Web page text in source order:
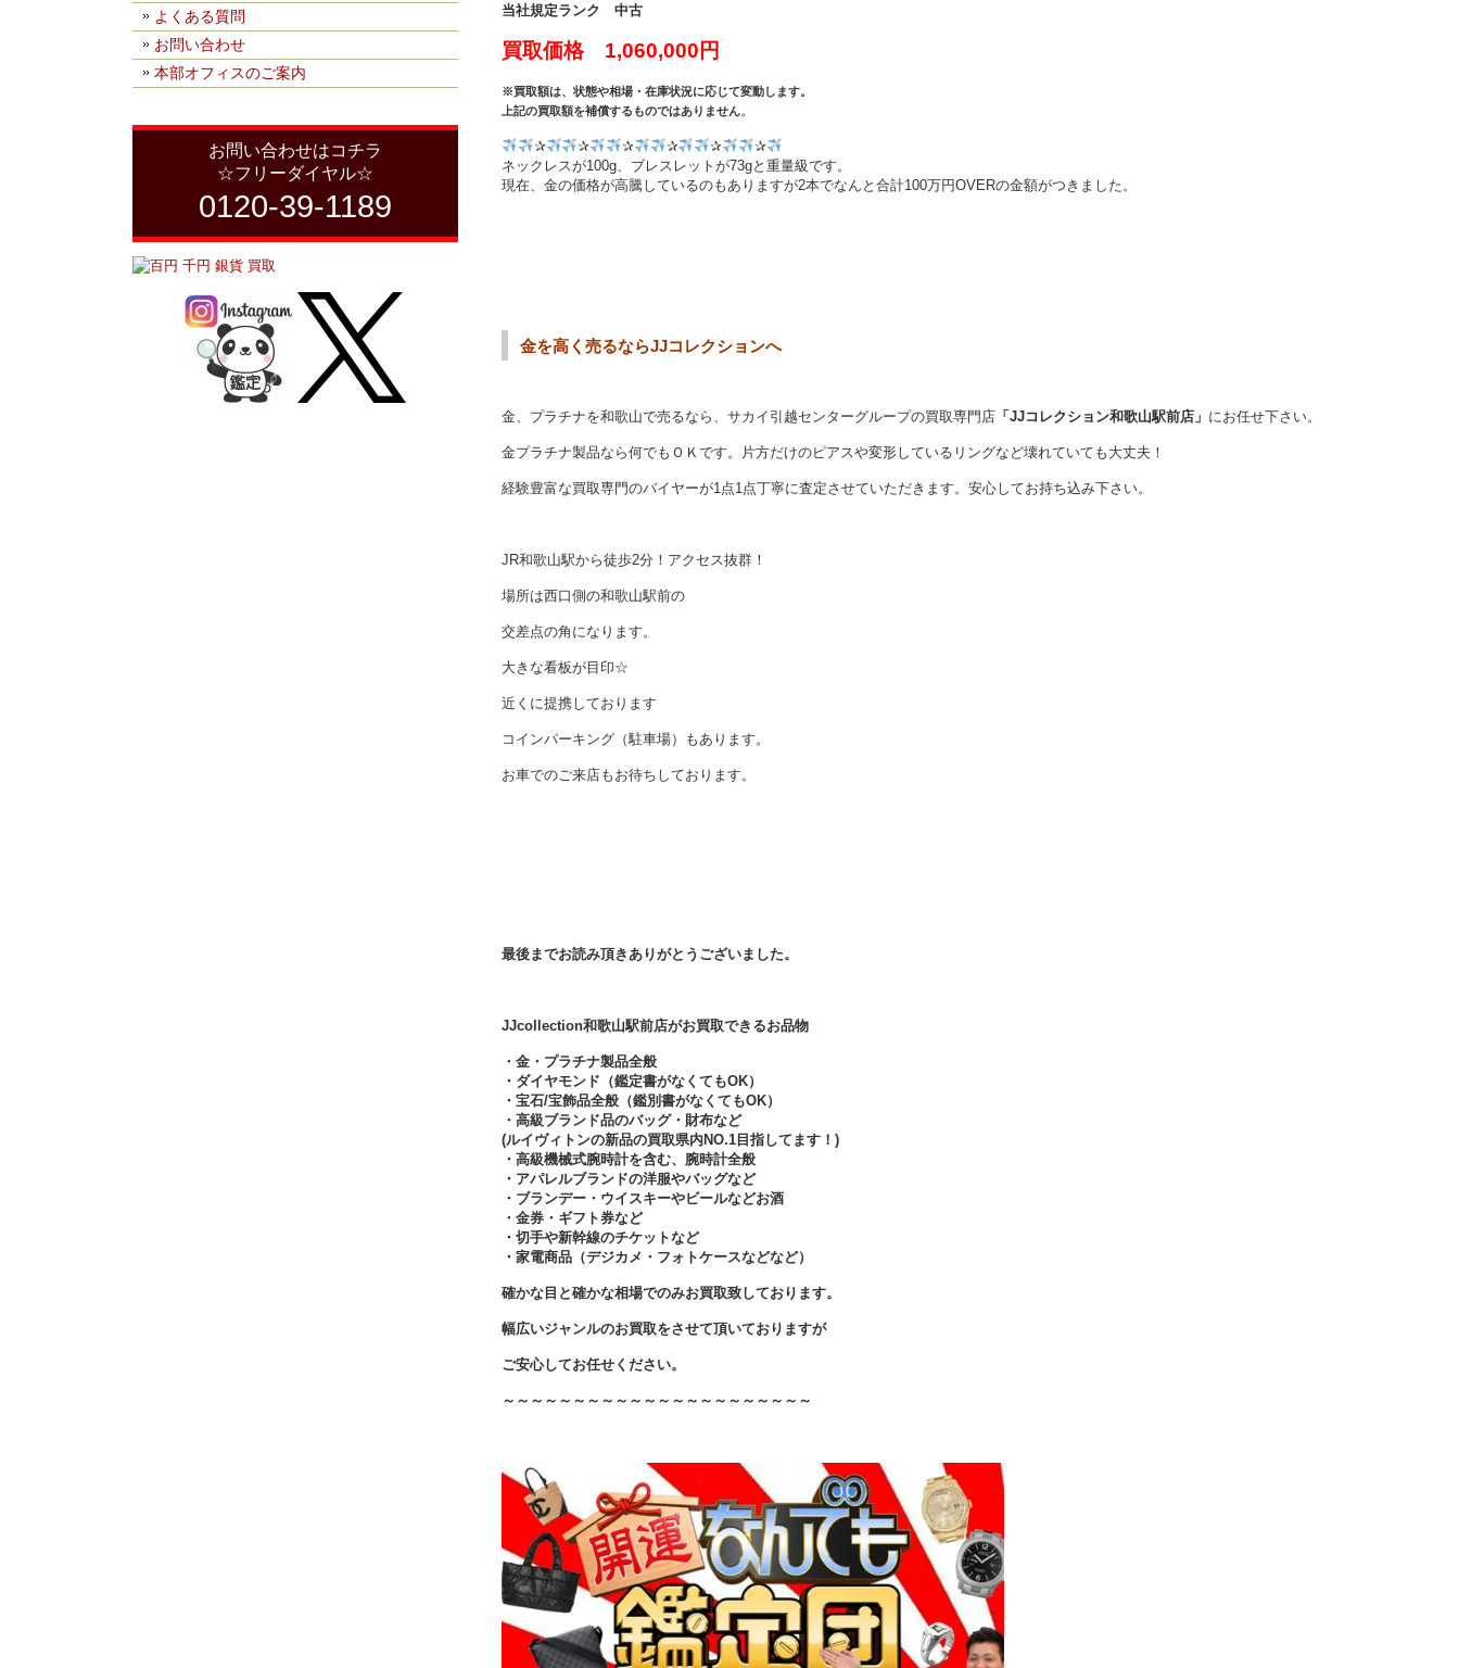
よくある質問
お問い合わせ
本部オフィスのご案内
お問い合わせはコチラ
☆フリーダイヤル☆
0120-39-1189
当社規定ランク 中古
買取価格 1,060,000円
※買取額は、状態や相場・在庫状況に応じて変動します。
上記の買取額を補償するものではありません。
✰ ✰ ✰ ✰ ✰
✰
ネックレスが100g、ブレスレットが73gと重量級です。
現在、金の価格が高騰しているのもありますが2本でなんと合計100万円OVERの金額がつきました。
金を高く売るならJJコレクションへ
金、プラチナを和歌山で売るなら、サカイ引越センターグループの買取専門店 「JJコレクション和歌山駅前店」 にお任せ下さい。
金プラチナ製品なら何でもＯＫです。片方だけのピアスや変形しているリングなど壊れていても大丈夫！
経験豊富な買取専門のバイヤーが1点1点丁寧に査定させていただきます。安心してお持ち込み下さい。
JR和歌山駅から徒歩2分！アクセス抜群！
場所は西口側の和歌山駅前の
交差点の角になります。
大きな看板が目印☆
近くに提携しております
コインパーキング（駐車場）もあります。
お車でのご来店もお待ちしております。
最後までお読み頂きありがとうございました。
JJcollection和歌山駅前店がお買取できるお品物
・金・プラチナ製品全般
・ダイヤモンド（鑑定書がなくてもOK）
・宝石/宝飾品全般（鑑別書がなくてもOK）
・高級ブランド品のバッグ・財布など
(ルイヴィトンの新品の買取県内NO.1目指してます！)
・高級機械式腕時計を含む、腕時計全般
・アパレルブランドの洋服やバッグなど
・ブランデー・ウイスキーやビールなどお酒
・金券・ギフト券など
・切手や新幹線のチケットなど
・家電商品（デジカメ・フォトケースなどなど）
確かな目と確かな相場でのみお買取致しております。
幅広いジャンルのお買取をさせて頂いておりますが
ご安心してお任せください。
～～～～～～～～～～～～～～～～～～～～～～